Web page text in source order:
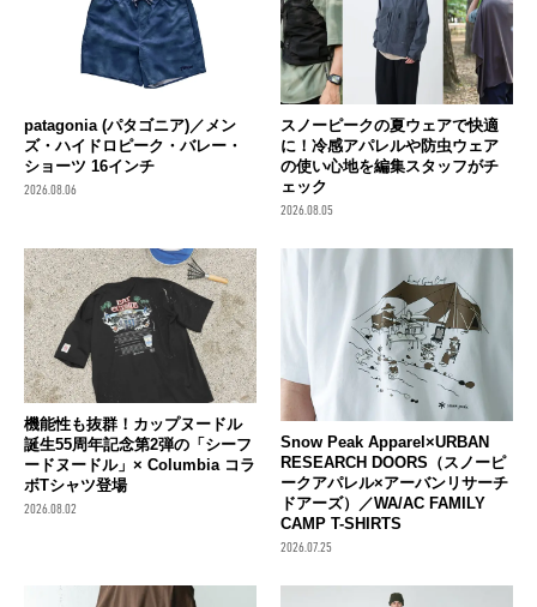
patagonia (パタゴニア)／メン
ズ・ハイドロピーク・バレー・
ショーツ 16インチ
2026.08.06
スノーピークの夏ウェアで快適
に！冷感アパレルや防虫ウェア
の使い心地を編集スタッフがチ
ェック
2026.08.05
機能性も抜群！カップヌードル
誕生55周年記念第2弾の「シーフ
ードヌードル」× Columbia コラ
ボTシャツ登場
2026.08.02
Snow Peak Apparel×URBAN
RESEARCH DOORS（スノーピ
ークアパレル×アーバンリサーチ
ドアーズ）／WA/AC FAMILY
CAMP T-SHIRTS
2026.07.25